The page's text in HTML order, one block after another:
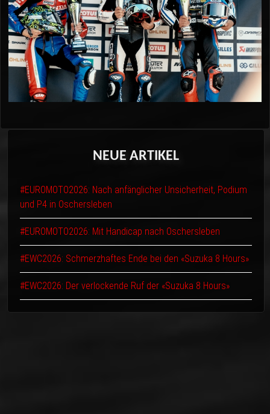
NEUE ARTIKEL
#EUROMOTO2026: Nach anfänglicher Unsicherheit, Podium
und P4 in Oschersleben
#EUROMOTO2026: Mit Handicap nach Oschersleben
#EWC2026: Schmerzhaftes Ende bei den «Suzuka 8 Hours»
#EWC2026: Der verlockende Ruf der «Suzuka 8 Hours»